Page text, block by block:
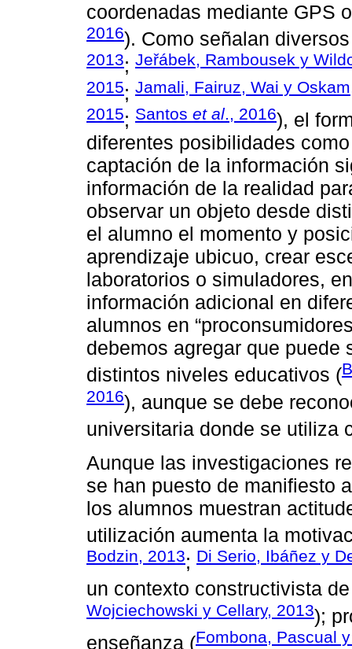
coordenadas mediante GPS
2016). Como señalan
2013; Jeřábek, Rambousek y
2015; Jamali, Fairuz, Wai y
2015; Santos et al., 2016), el
diferentes posibilidades
captación de la información
información de la realidad
observar un objeto desde
el alumno el momento y
aprendizaje ubicuo, crear
laboratorios o simuladores,
información adicional en
alumnos en
debemos agregar que
distintos niveles educativos (
2016), aunque se debe
universitaria donde se utiliza
Aunque las investigaciones
se han puesto de manifiesto
los alumnos muestran
utilización aumenta la
Bodzin, 2013; Di Serio, Ibáñez y
un contexto constructivista
Wojciechowski y Cellary, 2013);
enseñanza (Fombona, Pascual